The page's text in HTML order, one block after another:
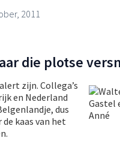
2011
die plotse
zijn. Collega’s
en Nederland
dus
kaas van het